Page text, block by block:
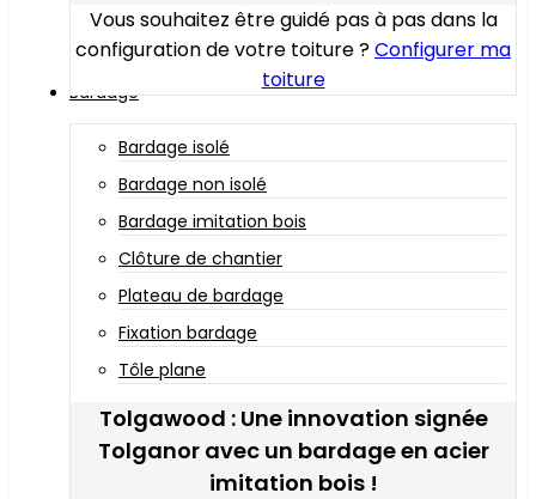
Vous souhaitez être guidé pas à pas dans la
configuration de votre toiture ?Configurer ma
toiture
Bardage
Bardage isolé
Bardage non isolé
Bardage imitation bois
Clôture de chantier
Plateau de bardage
Fixation bardage
Tôle plane
Tolgawood : Une innovation signée
Tolganor avec un bardage en acier
imitation bois !